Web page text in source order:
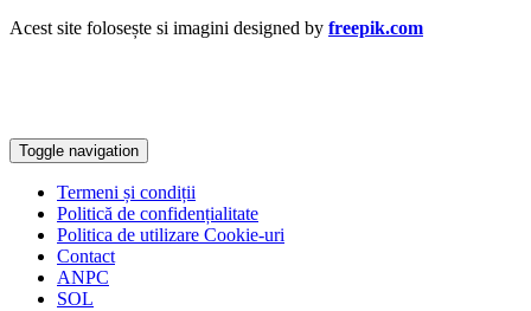
Acest site folosește si imagini designed by freepik.com
Toggle navigation
Termeni și condiții
Politică de confidențialitate
Politica de utilizare Cookie-uri
Contact
ANPC
SOL